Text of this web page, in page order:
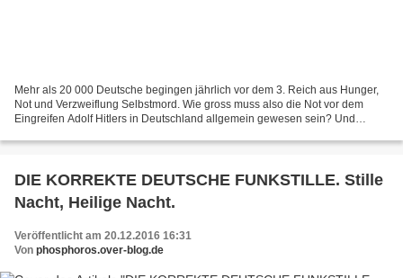
Mehr als 20 000 Deutsche begingen jährlich vor dem 3. Reich aus Hunger,
Not und Verzweiflung Selbstmord. Wie gross muss also die Not vor dem
Eingreifen Adolf Hitlers in Deutschland allgemein gewesen sein? Und
DIE KORREKTE DEUTSCHE FUNKSTILLE. Stille
Nacht, Heilige Nacht.
Veröffentlicht am 20.12.2016 16:31
Von phosphoros.over-blog.de